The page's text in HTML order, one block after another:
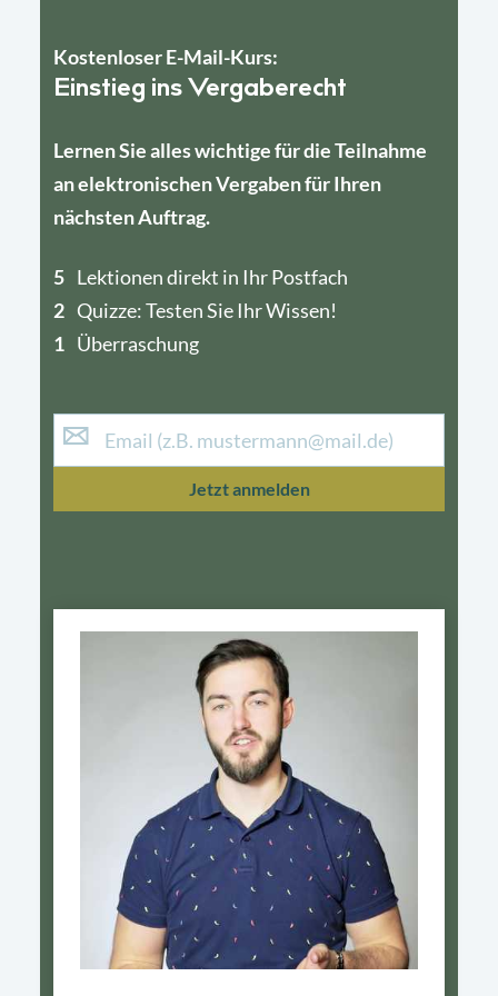
Kostenloser E-Mail-Kurs:
Einstieg ins Vergaberecht
Lernen Sie alles wichtige für die Teilnahme
an elektronischen Vergaben für Ihren
nächsten Auftrag.
5 Lektionen direkt in Ihr Postfach
2 Quizze: Testen Sie Ihr Wissen!
1 Überraschung
4
1
Jetzt anmelden